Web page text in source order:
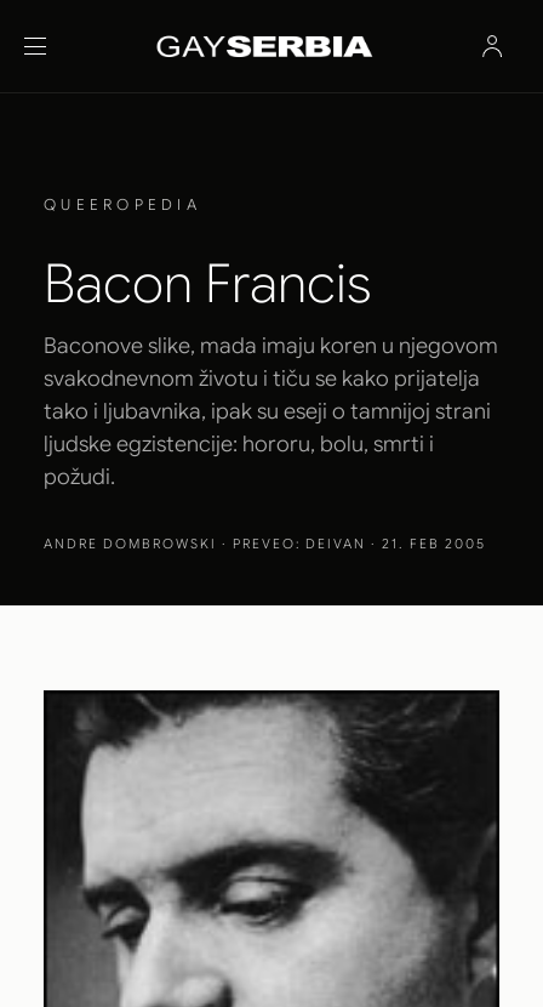
QUEEROPEDIA
Bacon Francis
Baconove slike, mada imaju koren u njegovom
svakodnevnom životu i tiču se kako prijatelja
tako i ljubavnika, ipak su eseji o tamnijoj strani
ljudske egzistencije: hororu, bolu, smrti i
požudi.
ANDRE DOMBROWSKI · PREVEO: DEIVAN · 21. FEB 2005